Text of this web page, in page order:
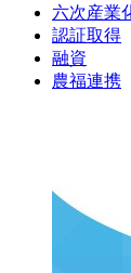
六次産業
認証取得
融資
農福連携